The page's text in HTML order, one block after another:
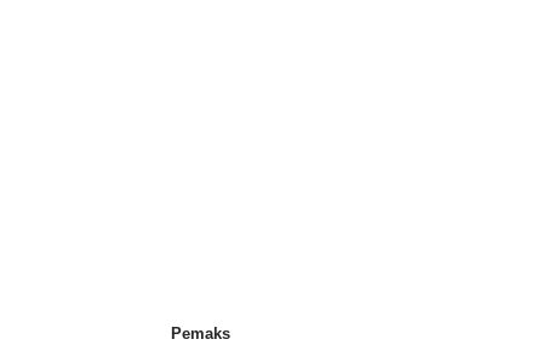
Pemaks